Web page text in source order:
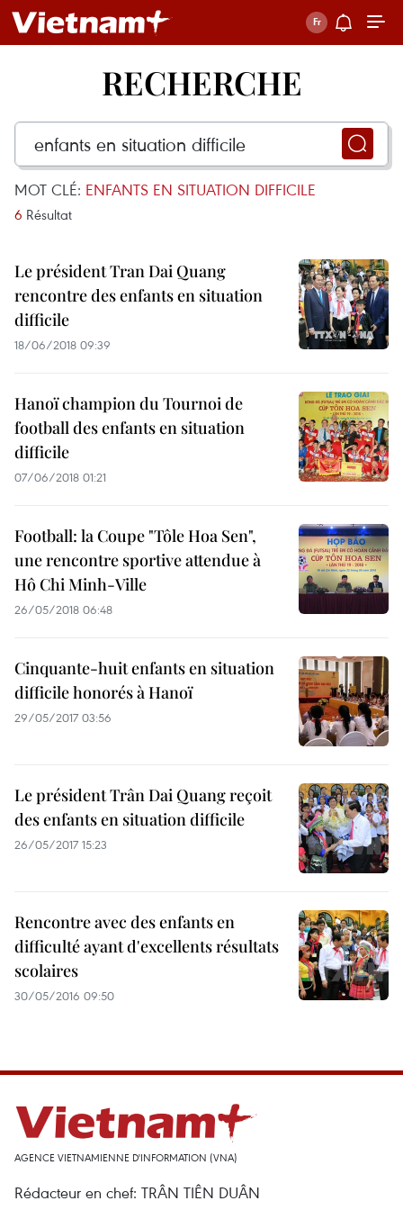
RECHERCHE
MOT CLÉ: ENFANTS EN SITUATION DIFFICILE
6 Résultat
Le président Tran Dai Quang
rencontre des enfants en situation
difficile
18/06/2018 09:39
Hanoï champion du Tournoi de
football des enfants en situation
difficile
07/06/2018 01:21
Football: la Coupe "Tôle Hoa Sen",
une rencontre sportive attendue à
Hô Chi Minh-Ville
26/05/2018 06:48
Cinquante-huit enfants en situation
difficile honorés à Hanoï
29/05/2017 03:56
Le président Trân Dai Quang reçoit
des enfants en situation difficile
26/05/2017 15:23
Rencontre avec des enfants en
difficulté ayant d'excellents résultats
scolaires
30/05/2016 09:50
AGENCE VIETNAMIENNE D'INFORMATION (VNA)
Rédacteur en chef: TRÂN TIÊN DUÂN